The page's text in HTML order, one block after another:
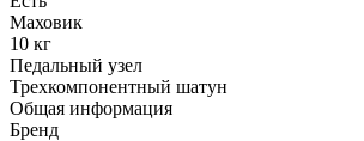
Маховик
10 кг
Педальный узел
Трехкомпонентный шатун
Общая информация
Бренд